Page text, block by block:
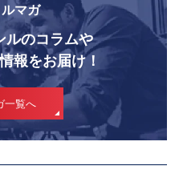
ルマガ
ルのコラムや
報をお届け！
一覧へ